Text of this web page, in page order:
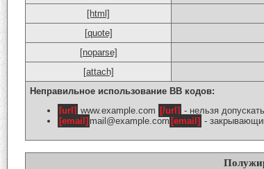
[html]
[quote]
[noparse]
[attach]
Неправильное использование BB кодов:
[url] www.example.com [/url] - нельзя
[email] mail@example.com [email] -